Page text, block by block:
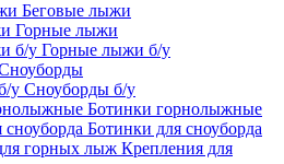
Беговые лыжи
Горные лыжи
Горные лыжи б/у
Сноуборды б/у
Ботинки горнолыжные
Ботинки для сноуборда
Крепления для